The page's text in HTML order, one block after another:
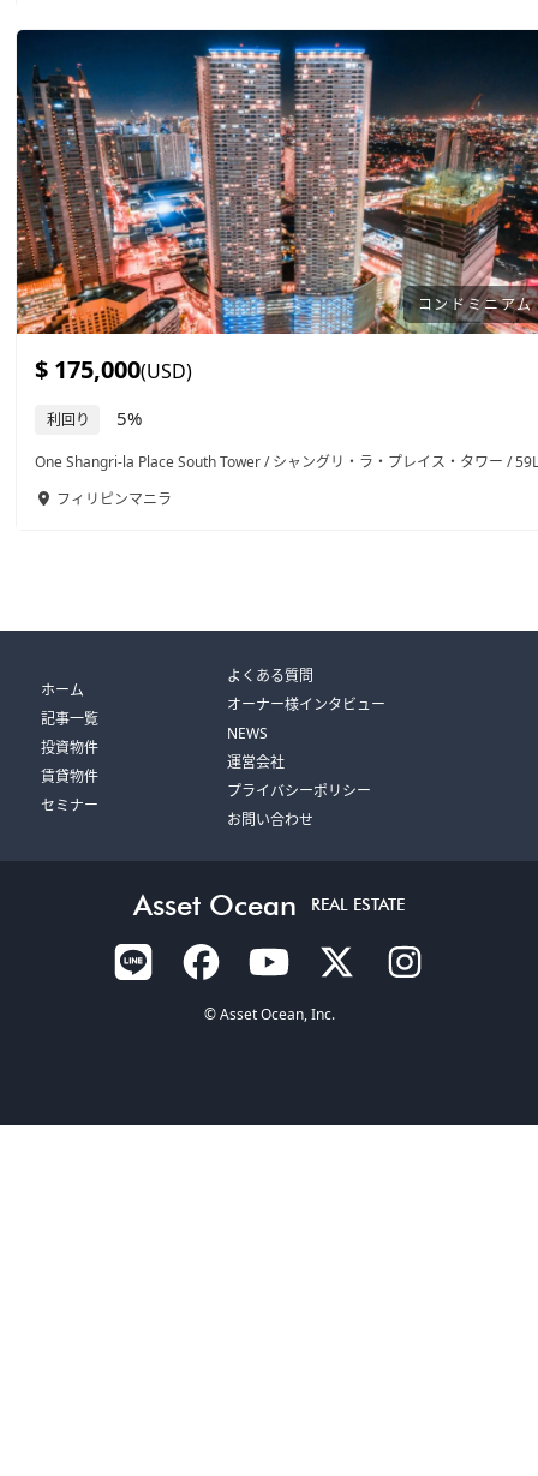
コンドミニアム
$ 175,000(USD)
利回り 5%
One Shangri-la Place South Tower / シャングリ・ラ・プレイス・タワー / 59L
フィリピンマニラ
ホーム
記事一覧
投資物件
賃貸物件
セミナー
よくある質問
オーナー様インタビュー
NEWS
運営会社
プライバシーポリシー
お問い合わせ
Asset Ocean REAL ESTATE
© Asset Ocean, Inc.